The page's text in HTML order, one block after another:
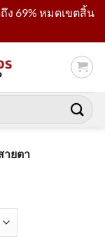
ง 69% หมดเขตสิ้น
ยตา